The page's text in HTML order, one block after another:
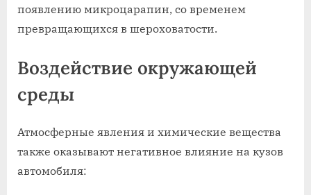
появлению микроцарапин‚ со временем
превращающихся в шероховатости.
Воздействие окружающей
среды
Атмосферные явления и химические вещества
также оказывают негативное влияние на кузов
автомобиля: